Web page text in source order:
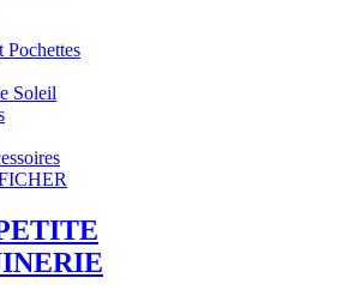
Pochettes
Soleil